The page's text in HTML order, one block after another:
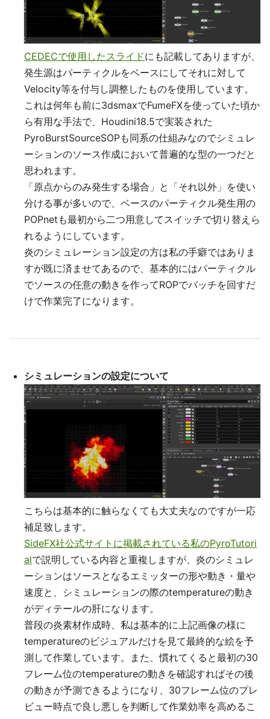
CEDECで使用したスライドにも記載してありますが、
発生源はパーティクルをベースにしてそれに対して
Velocity等を付与し調整したものを使用しています。
これは何年も前に3dsmaxでFumeFXを使っていた頃か
ら有用な手法で、Houdini18.5で実装された
PyroBurstSourceSOPも同系の仕組みなのでシミュレ
ーションのソース作成において普遍的な型の一つだと
思われます。
「原点からのみ発生する場合」と「それ以外」を使い
分ける事が多いので、ベースのパーティクル発生用の
POPnetも最初から二つ用意してスイッチで切り替えら
れるようにしています。
炎のシミュレーション設定の方は私の手癖ではありま
すが既に済ませてあるので、基本的にはパーティクル
でソースの任意の動きを作ってROPでバッチを回すだ
けで作業完了になります。
シミュレーションの設定について
こちらは基本的に触らなくても大丈夫なのですが一応
補足致します。
SideFX社公式サイトに掲載されている私のPyroTutori
alで説明している内容と重複しますが、炎のシミュレ
ーションはソースとなるエミッターの形や動き・量や
速度と、シミュレーションの際のtemperatureの動き
がディテールの肝になります。
普段の炎素材作成時、私は基本的に上記画像の様に
temperatureのビジュアルだけを見て最終的な絵を予
測して作業しています。また、慣れてくると最初の30
フレーム位のtemperatureの動きを確認すればその後
の動きが予測できるようになり、30フレーム位のプレ
ビュー時点で良し悪しを判断して作業効率を高めるこ